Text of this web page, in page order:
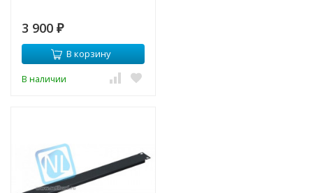
3 900 ₽
В корзину
В наличии